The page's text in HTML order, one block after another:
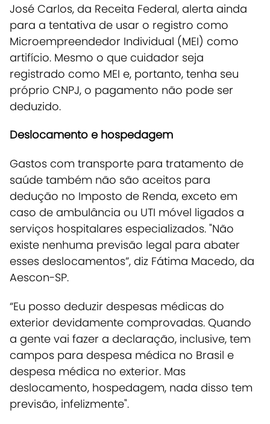
José Carlos, da Receita Federal, alerta ainda
para a tentativa de usar o registro como
Microempreendedor Individual (MEI) como
artifício. Mesmo o que cuidador seja
registrado como MEI e, portanto, tenha seu
próprio CNPJ, o pagamento não pode ser
deduzido.
Deslocamento e hospedagem
Gastos com transporte para tratamento de
saúde também não são aceitos para
dedução no Imposto de Renda, exceto em
caso de ambulância ou UTI móvel ligados a
serviços hospitalares especializados. "Não
existe nenhuma previsão legal para abater
esses deslocamentos”, diz Fátima Macedo, da
Aescon-SP.
“Eu posso deduzir despesas médicas do
exterior devidamente comprovadas. Quando
a gente vai fazer a declaração, inclusive, tem
campos para despesa médica no Brasil e
despesa médica no exterior. Mas
deslocamento, hospedagem, nada disso tem
previsão, infelizmente".